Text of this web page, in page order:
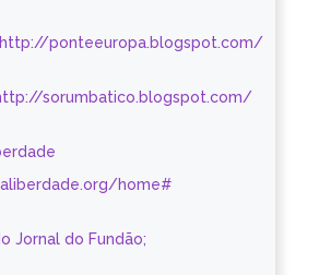
http://ponteeuropa.blogspot.com/
sorumbatico.blogspot.com/
home#
Jornal do Fundão;